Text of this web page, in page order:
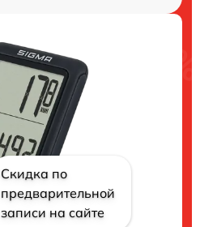
Скидка по
предварительной
записи на сайте